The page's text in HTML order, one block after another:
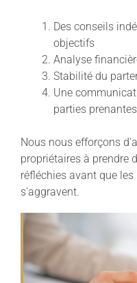
Des conseils
objectifs
Analyse
Stabilité du
Une
parties prenantes
Nous nous efforçons
propriétaires à prendre
réfléchies avant que
s'aggravent.